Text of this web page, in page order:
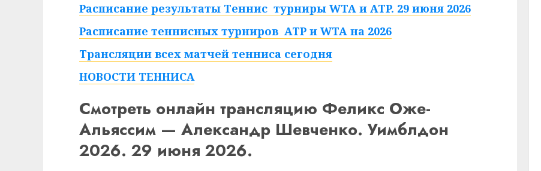
Расписание результаты Теннис турниры WTA и ATP. 29 июня 2026
Расписание теннисных турниров ATP и WTA на 2026
Трансляции всех матчей тенниса сегодня
НОВОСТИ ТЕННИСА
Смотреть онлайн трансляцию Феликс Оже-
Альяссим — Александр Шевченко. Уимблдон
2026. 29 июня 2026.